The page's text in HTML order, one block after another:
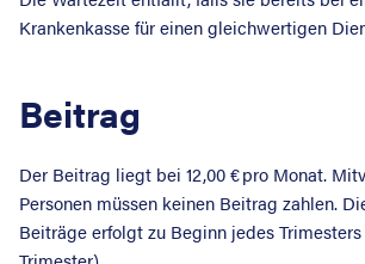
Krankenkasse für einen gleichwertigen
Beitrag
Der Beitrag liegt bei 12,00 € pro Monat.
Personen müssen keinen Beitrag zahlen.
Beiträge erfolgt zu Beginn jedes